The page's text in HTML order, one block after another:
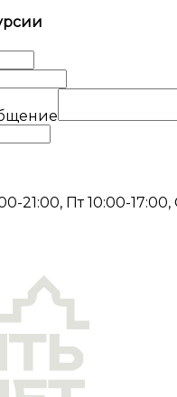
21:00, Пт 10:00-